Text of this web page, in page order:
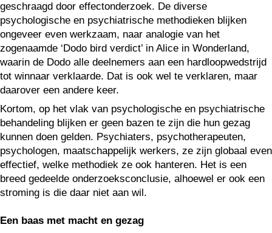
geschraagd door effectonderzoek. De diverse
psychologische en psychiatrische methodieken blijken
ongeveer even werkzaam, naar analogie van het
zogenaamde ‘Dodo bird verdict’ in Alice in Wonderland,
waarin de Dodo alle deelnemers aan een hardloopwedstrijd
tot winnaar verklaarde. Dat is ook wel te verklaren, maar
daarover een andere keer.
Kortom, op het vlak van psychologische en psychiatrische
behandeling blijken er geen bazen te zijn die hun gezag
kunnen doen gelden. Psychiaters, psychotherapeuten,
psychologen, maatschappelijk werkers, ze zijn globaal even
effectief, welke methodiek ze ook hanteren. Het is een
breed gedeelde onderzoeksconclusie, alhoewel er ook een
stroming is die daar niet aan wil.
Een baas met macht en gezag